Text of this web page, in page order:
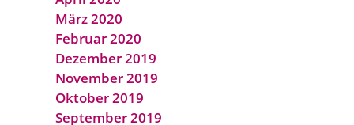
März 2020
Februar 2020
Dezember 2019
November 2019
Oktober 2019
September 2019